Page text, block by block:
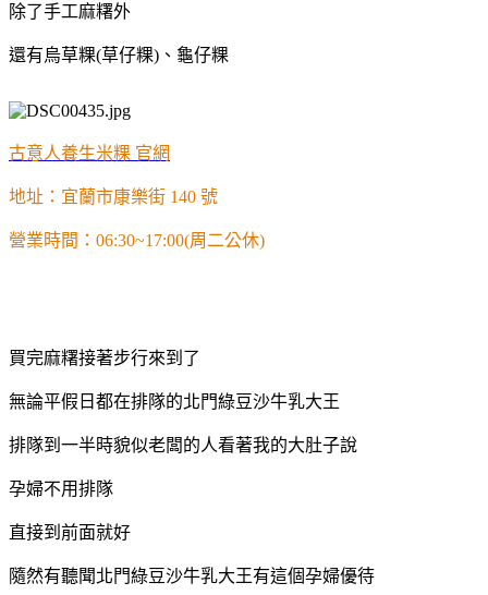
除了手工麻糬外
還有烏草粿(草仔粿)、龜仔粿
古意人養生米粿 官網
地址：宜蘭市康樂街 140 號
營業時間：06:30~17:00(周二公休)
買完麻糬接著步行來到了
無論平假日都在排隊的北門綠豆沙牛乳大王
排隊到一半時貌似老闆的人看著我的大肚子說
孕婦不用排隊
直接到前面就好
隨然有聽聞北門綠豆沙牛乳大王有這個孕婦優待